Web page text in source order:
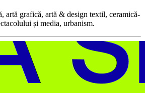
artă grafică, artă & design textil, ceramică-
și media, urbanism.